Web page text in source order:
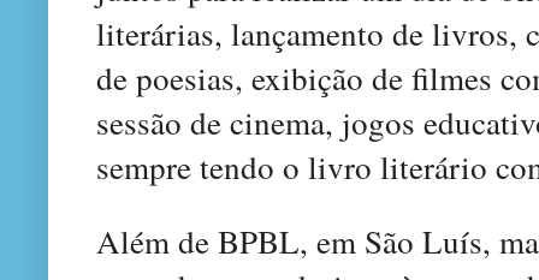
literárias, lançamento de livros,
de poesias, exibição de filmes
sessão de cinema, jogos
sempre tendo o livro literário
Além de BPBL, em São Luís,